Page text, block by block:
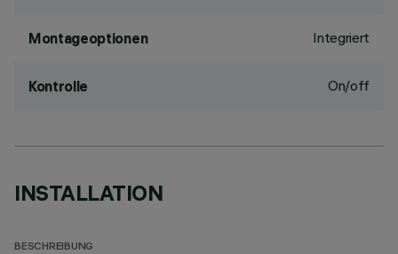
Montageoptionen Integriert
Kontrolle On/off
INSTALLATION
BESCHREIBUNG